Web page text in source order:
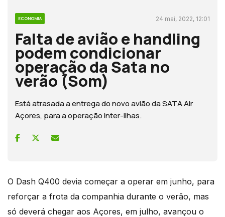
ECONOMIA 24 mai, 2022, 12:01
Falta de avião e handling
podem condicionar
operação da Sata no
verão (Som)
Está atrasada a entrega do novo avião da SATA Air
Açores, para a operação inter-ilhas.
O Dash Q400 devia começar a operar em junho, para
reforçar a frota da companhia durante o verão, mas
só deverá chegar aos Açores, em julho, avançou o